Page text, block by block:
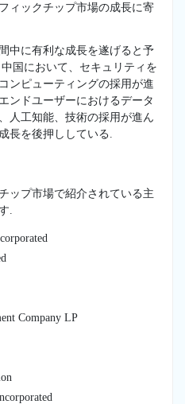
ィックチップ市場の成長に寄
中に有利な成長を遂げると予
国において、セキュリティを
ンピューティングの採用が進
ンドユーザーにおけるデータ
人工知能、技術の採用が進ん
長を後押ししている.
ップ市場で紹介されている主
.
Company LP